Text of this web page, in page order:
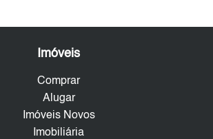
Imóveis
Comprar
Alugar
Imóveis Novos
Imobiliária